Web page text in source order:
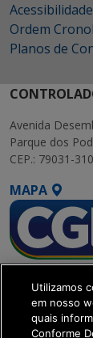
Acessibilidade
Ordem
Planos de
Avenida
Parque dos
CEP.: 79031-310
MAPA
SETDIG |
Executiva de
Utilizamos
em nosso
quais
Conforme